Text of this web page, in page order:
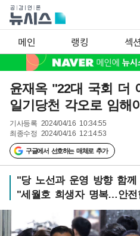
메인 랭킹 섹션
윤재옥 "22대 국회 더
일기당천 각오로 임해
기사등록 2024/04/16 10:34:55
최종수정 2024/04/16 12:14:53
구글에서 선호하는 매체로 추가
"당 노선과 운영 방향 함께
"세월호 희생자 명복…안